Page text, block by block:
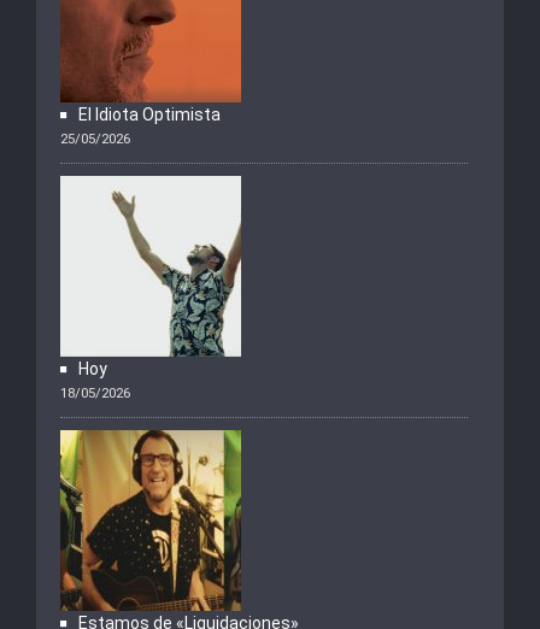
El Idiota Optimista
25/05/2026
Hoy
18/05/2026
Estamos de «Liquidaciones»